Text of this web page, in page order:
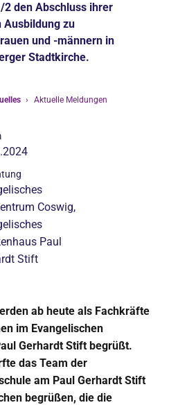
2 den Abschluss ihrer
Ausbildung zu
und -männern in
Stadtkirche.
› Aktuelle Meldungen
Coswig,
Paul
Stift
ab heute als Fachkräfte
im Evangelischen
Gerhardt Stift begrüßt.
das Team der
am Paul Gerhardt Stift
begrüßen, die die